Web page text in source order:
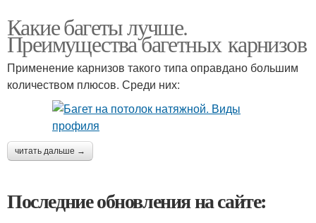
Какие багеты лучше.
Преимущества багетных карнизов
Применение карнизов такого типа оправдано большим
количеством плюсов. Среди них:
читать дальше →
Последние обновления на сайте: